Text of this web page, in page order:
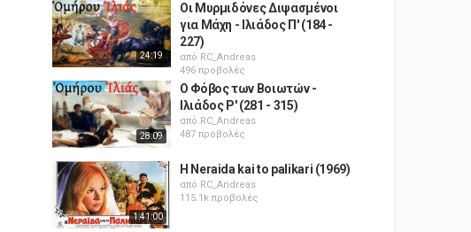
24:19
Οι Μυρμιδόνες Διψασμένοι
για Μάχη - Ιλιάδος Π' (184 -
227)
από RC_Andreas
496 προβολές
28:09
Ο Φόβος των Βοιωτών -
Ιλιάδος Ρ' (281 - 315)
από RC_Andreas
487 προβολές
1:41:00
H Neraida kai to palikari (1969)
από RC_Andreas
115.1k προβολές